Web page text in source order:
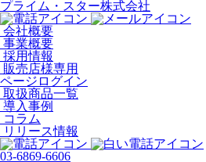
プライム・スター株式会社
会社概要
事業概要
採用情報
販売店様専用
ページログイン
取扱商品一覧
導入事例
コラム
リリース情報
03-6869-6606